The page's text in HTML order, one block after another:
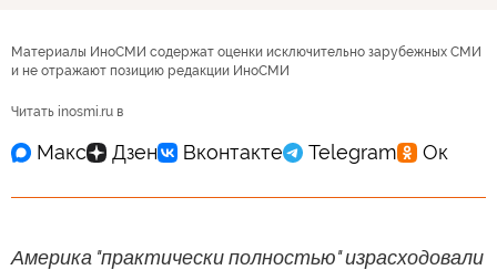
Материалы ИноСМИ содержат оценки исключительно зарубежных СМИ
и не отражают позицию редакции ИноСМИ
Читать inosmi.ru в
Америка "практически полностью" израсходовали